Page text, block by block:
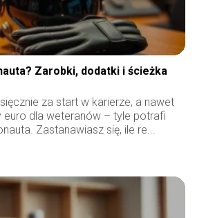
Zarobki, dodatki i ścieżka
za start w karierze, a nawet
euro dla weteranów – tyle potrafi
Zastanawiasz się, ile re...